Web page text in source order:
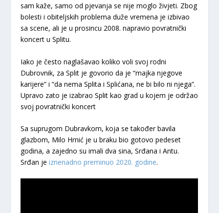
sam kaže, samo od pjevanja se nije moglo živjeti. Zbog
bolesti i obiteljskih problema duže vremena je izbivao
sa scene, ali je u prosincu 2008. napravio povratnički
koncert u Splitu.
Iako je često naglašavao koliko voli svoj rodni
Dubrovnik, za Split je govorio da je “majka njegove
karijere” i “da nema Splita i Splićana, ne bi bilo ni njega”.
Upravo zato je izabrao Split kao grad u kojem je održao
svoj povratnički koncert
Sa suprugom Dubravkom, koja se također bavila
glazbom, Milo Hrnić je u braku bio gotovo pedeset
godina, a zajedno su imali dva sina, Srđana i Antu.
Srđan jeiznenadno preminuo 2020. godine.